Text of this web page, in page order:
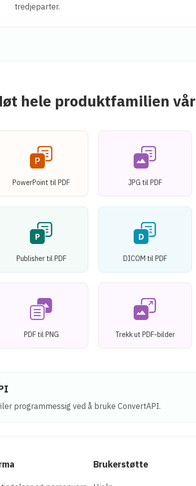
tredjeparter.
hele produktfamilien vår
PowerPoint til PDF JPG til PDF
Publisher til PDF DICOM til PDF
PDF til PNG Trekk ut PDF-bilder
programmessig ved å bruke ConvertAPI.
Brukerstøtte